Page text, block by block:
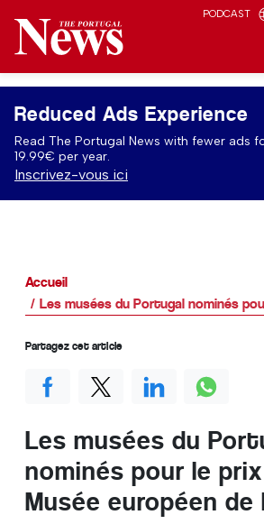
PODCAST
Reduced Ads Experience
Read The Portugal News with fewer ads
19.99€ per year.
Inscrivez-vous ici
Accueil
Les musées du Portugal nominés
Les musées du
nominés pour le
Musée européen de
Partagez cet article